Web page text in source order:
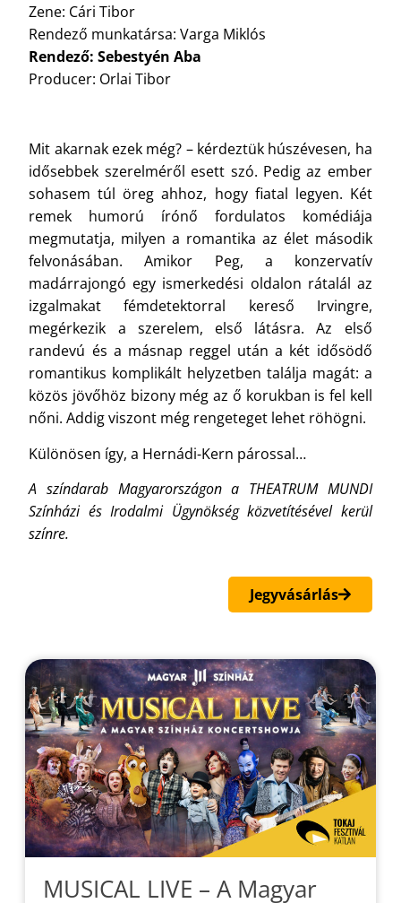
Zene: Cári Tibor
Rendező munkatársa: Varga Miklós
Rendező: Sebestyén Aba
Producer: Orlai Tibor
Mit akarnak ezek még? – kérdeztük húszévesen, ha
idősebbek szerelméről esett szó. Pedig az ember
sohasem túl öreg ahhoz, hogy fiatal legyen. Két
remek humorú írónő fordulatos komédiája
megmutatja, milyen a romantika az élet második
felvonásában. Amikor Peg, a konzervatív
madárrajongó egy ismerkedési oldalon rátalál az
izgalmakat fémdetektorral kereső Irvingre,
megérkezik a szerelem, első látásra. Az első
randevú és a másnap reggel után a két idősödő
romantikus komplikált helyzetben találja magát: a
közös jövőhöz bizony még az ő korukban is fel kell
nőni. Addig viszont még rengeteget lehet röhögni.
Különösen így, a Hernádi-Kern párossal…
A színdarab Magyarországon a THEATRUM MUNDI
Színházi és Irodalmi Ügynökség közvetítésével kerül
színre.
Jegyvásárlás
MUSICAL LIVE – A Magyar